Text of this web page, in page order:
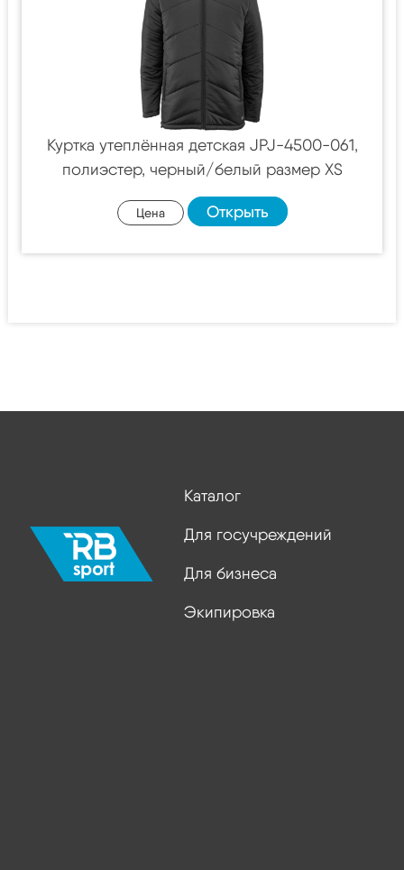
Куртка утеплённая детская JPJ-4500-061,
полиэстер, черный/белый размер XS
Цена Открыть
Каталог
Для госучреждений
Для бизнеса
Экипировка